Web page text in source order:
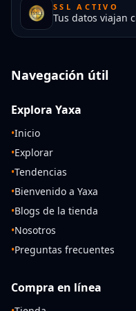
SSL ACTIVO
Tus datos viajan
Navegación útil
Explora Yaxa
•Inicio
•Explorar
•Tendencias
•Bienvenido a Yaxa
•Blogs de la tienda
•Nosotros
•Preguntas frecuentes
Compra en línea